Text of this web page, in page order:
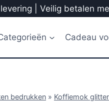
| Veilig betalen
Cadeau
bedrukken » Koffiemok